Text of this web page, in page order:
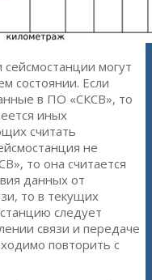
сейсмостанции могут
состоянии. Если
в ПО «СКСВ», то
иных
считать
не
то она считается
данных от
то в текущих
следует
связи и передаче
повторить с